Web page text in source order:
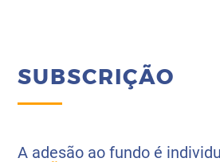
SUBSCRIÇÃO
A adesão ao fundo é